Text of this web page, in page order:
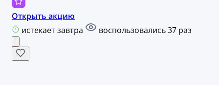
Открыть акцию
истекает завтра
воспользовались 37 раз